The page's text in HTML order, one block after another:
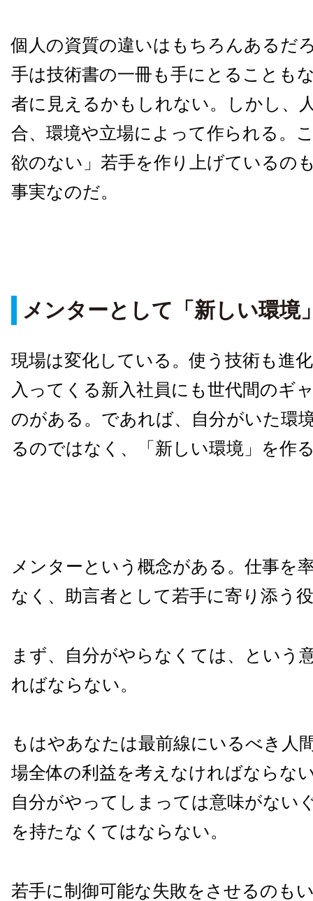
個人の資質の違いはもちろんあるだ
手は技術書の一冊も手にとることも
者に見えるかもしれない。しかし、
合、環境や立場によって作られる。
欲のない」若手を作り上げているの
事実なのだ。
メンターとして「新しい環境
現場は変化している。使う技術も進
入ってくる新入社員にも世代間のギ
のがある。であれば、自分がいた環
るのではなく、「新しい環境」を作
メンターという概念がある。仕事を
なく、助言者として若手に寄り添う
まず、自分がやらなくては、という
ればならない。
もはやあなたは最前線にいるべき人
場全体の利益を考えなければならな
自分がやってしまっては意味がない
を持たなくてはならない。
若手に制御可能な失敗をさせるのも